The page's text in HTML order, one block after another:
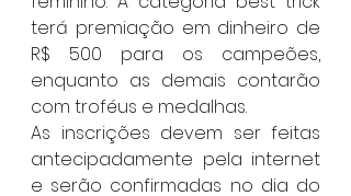
terá premiação em dinheiro de
R$ 500 para os campeões,
enquanto as demais contarão
com troféus e medalhas.
As inscrições devem ser feitas
antecipadamente pela internet
e serão confirmadas no dia do